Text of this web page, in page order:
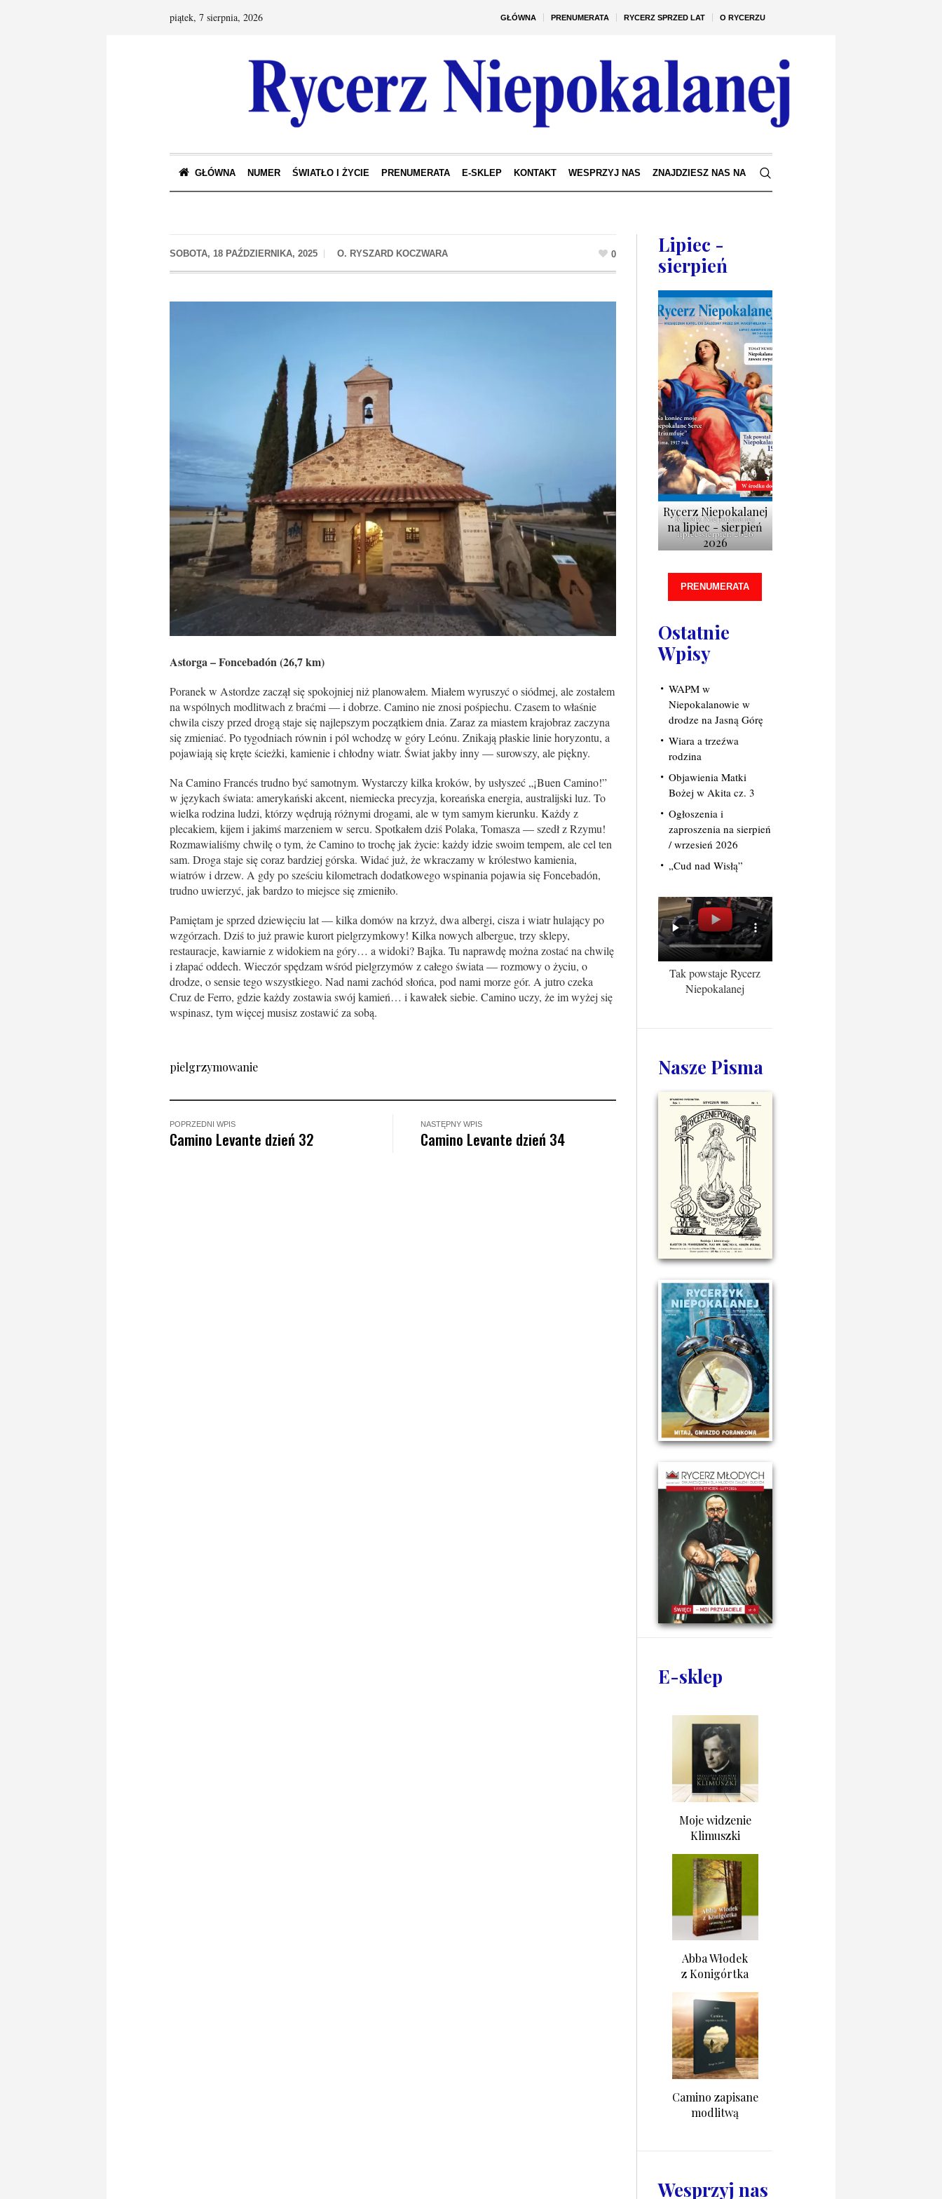
GŁÓWNA PRENUMERATA RYCERZ SPRZED LAT O RYCERZU
piątek, 7 sierpnia, 2026
GŁÓWNA NUMER ŚWIATŁO I ŻYCIE PRENUMERATA E-SKLEP KONTAKT WESPRZYJ NAS ZNAJDZIESZ NAS NA
SOBOTA, 18 PAŹDZIERNIKA, 2025 0
Astorga – Foncebadón (26,7 km)
Poranek w Astordze zaczął się spokojniej niż planowałem. Miałem wyruszyć o siódmej, ale zostałem
na wspólnych modlitwach z braćmi — i dobrze. Camino nie znosi pośpiechu. Czasem to właśnie
chwila ciszy przed drogą staje się najlepszym początkiem dnia. Zaraz za miastem krajobraz zaczyna
się zmieniać. Po tygodniach równin i pól wchodzę w góry Leónu. Znikają płaskie linie horyzontu, a
pojawiają się kręte ścieżki, kamienie i chłodny wiatr. Świat jakby inny — surowszy, ale piękny.
Na Camino Francés trudno być samotnym. Wystarczy kilka kroków, by usłyszeć „¡Buen Camino!”
w językach świata: amerykański akcent, niemiecka precyzja, koreańska energia, australijski luz. To
wielka rodzina ludzi, którzy wędrują różnymi drogami, ale w tym samym kierunku. Każdy z
plecakiem, kijem i jakimś marzeniem w sercu. Spotkałem dziś Polaka, Tomasza — szedł z Rzymu!
Rozmawialiśmy chwilę o tym, że Camino to trochę jak życie: każdy idzie swoim tempem, ale cel ten
sam. Droga staje się coraz bardziej górska. Widać już, że wkraczamy w królestwo kamienia,
wiatrów i drzew. A gdy po sześciu kilometrach dodatkowego wspinania pojawia się Foncebadón,
trudno uwierzyć, jak bardzo to miejsce się zmieniło.
Pamiętam je sprzed dziewięciu lat — kilka domów na krzyż, dwa albergi, cisza i wiatr hulający po
wzgórzach. Dziś to już prawie kurort pielgrzymkowy! Kilka nowych albergue, trzy sklepy,
restauracje, kawiarnie z widokiem na góry… a widoki? Bajka. Tu naprawdę można zostać na chwilę
i złapać oddech. Wieczór spędzam wśród pielgrzymów z całego świata — rozmowy o życiu, o
drodze, o sensie tego wszystkiego. Nad nami zachód słońca, pod nami morze gór. A jutro czeka
Cruz de Ferro, gdzie każdy zostawia swój kamień… i kawałek siebie. Camino uczy, że im wyżej się
wspinasz, tym więcej musisz zostawić za sobą.
pielgrzymowanie
POPRZEDNI WPIS
Camino Levante dzień 32
NASTĘPNY WPIS
Camino Levante dzień 34
Lipiec -
sierpień
Rycerz Niepokalanej
lipiec-sierpień 2026
Rycerz Niepokalanej
na lipiec - sierpień
2026
PRENUMERATA
Ostatnie
Wpisy
WAPM w
Niepokalanowie w
drodze na Jasną Górę
Wiara a trzeźwa
rodzina
Objawienia Matki
Bożej w Akita cz. 3
Ogłoszenia i
zaproszenia na sierpień
/ wrzesień 2026
„Cud nad Wisłą”
Tak powstaje Rycerz
Niepokalanej
Nasze Pisma
E-sklep
Moje widzenie
Klimuszki
Abba Włodek
z Konigórtka
Camino zapisane
modlitwą
Wesprzyj nas